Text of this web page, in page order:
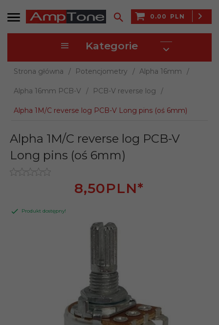
0.00 PLN
Kategorie
Strona główna Potencjometry Alpha 16mm
Alpha 16mm PCB-V PCB-V reverse log
Alpha 1M/C reverse log PCB-V Long pins (oś 6mm)
Alpha 1M/C reverse log PCB-V
Long pins (oś 6mm)
8,50PLN*
Produkt dostępny!